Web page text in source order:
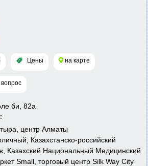
Цены на карте
би, 82а
:
центр Алматы
Казахстанско-российский
Казахский Национальный Медицинский
Small, торговый центр Silk Way City